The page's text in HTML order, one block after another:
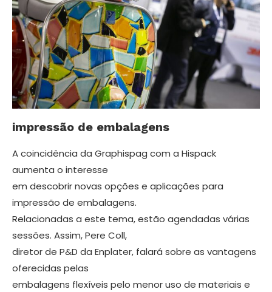
impressão de embalagens
A coincidência da Graphispag com a Hispack
aumenta o interesse
em descobrir novas opções e aplicações para
impressão de embalagens.
Relacionadas a este tema, estão agendadas várias
sessões. Assim, Pere Coll,
diretor de P&D da Enplater, falará sobre as vantagens
oferecidas pelas
embalagens flexíveis pelo menor uso de materiais e